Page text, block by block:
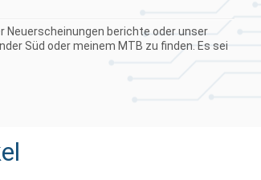
Neuerscheinungen berichte oder unser
Süd oder meinem MTB zu finden. Es sei